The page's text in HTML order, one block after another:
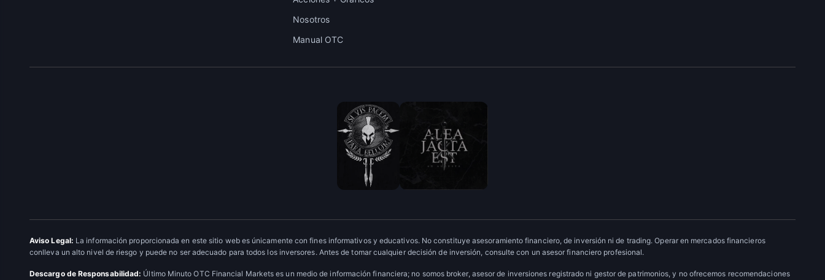
Nosotros
Manual OTC
Aviso Legal: La información proporcionada en este sitio web es únicamente con fines informativos y educativos. No constituye asesoramiento financiero, de inversión ni de trading. Operar en mercados financieros
conlleva un alto nivel de riesgo y puede no ser adecuado para todos los inversores. Antes de tomar cualquier decisión de inversión, consulte con un asesor financiero profesional.
Descargo de Responsabilidad: Último Minuto OTC Financial Markets es un medio de información financiera; no somos broker, asesor de inversiones registrado ni gestor de patrimonios, y no ofrecemos recomendaciones